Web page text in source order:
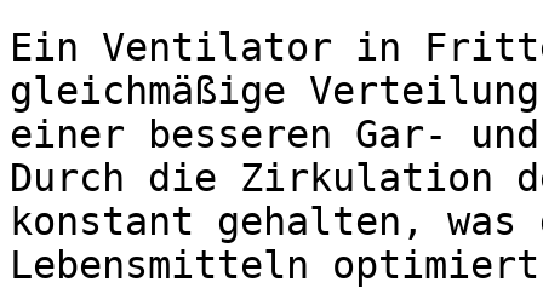
Ein Ventilator in
gleichmäßige
einer besseren Gar-
Durch die Zirkulation
konstant gehalten,
Lebensmitteln